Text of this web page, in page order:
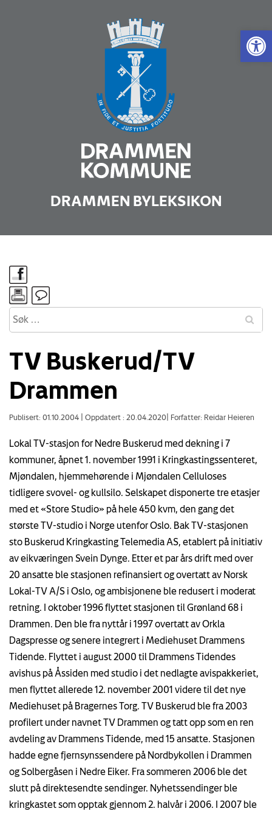
Vis
DRAMMEN BYLEKSIKON
TV Buskerud/TV
Drammen
Publisert: 01.10.2004 Oppdatert : 20.04.2020 Forfatter: Reidar Heieren
Lokal TV-stasjon for Nedre Buskerud med dekning i 7
kommuner, åpnet 1. november 1991 i Kringkastingssenteret,
Mjøndalen, hjemmehørende i Mjøndalen Celluloses
tidligere svovel- og kullsilo. Selskapet disponerte tre etasjer
med et «Store Studio» på hele 450 kvm, den gang det
største TV-studio i Norge utenfor Oslo. Bak TV-stasjonen
sto Buskerud Kringkasting Telemedia AS, etablert på initiativ
av eikværingen Svein Dynge. Etter et par års drift med over
20 ansatte ble stasjonen refinansiert og overtatt av Norsk
Lokal-TV A/S i Oslo, og ambisjonene ble redusert i moderat
retning. I oktober 1996 flyttet stasjonen til Grønland 68 i
Drammen. Den ble fra nyttår i 1997 overtatt av Orkla
Dagspresse og senere integrert i Mediehuset Drammens
Tidende. Flyttet i august 2000 til Drammens Tidendes
avishus på Åssiden med studio i det nedlagte avispakkeriet,
men flyttet allerede 12. november 2001 videre til det nye
Mediehuset på Bragernes Torg. TV Buskerud ble fra 2003
profilert under navnet TV Drammen og tatt opp som en ren
avdeling av Drammens Tidende, med 15 ansatte. Stasjonen
hadde egne fjernsynssendere på Nordbykollen i Drammen
og Solbergåsen i Nedre Eiker. Fra sommeren 2006 ble det
slutt på direktesendte sendinger. Nyhetssendinger ble
kringkastet som opptak gjennom 2. halvår i 2006. I 2007 ble